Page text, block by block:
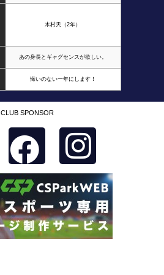
木村天（2年）
あの身長とギャグセンスが欲しい。
悔いのない一年にします！
CLUB SPONSOR